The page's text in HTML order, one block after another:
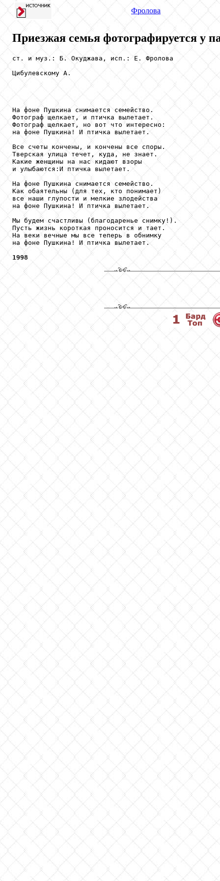
Фролова
Приезжая семья фотографируется у
ст. и муз.: Б. Окуджава, исп.: Е. Фролова
Цибулевскому А.
На фоне Пушкина снимается семейство.
Фотограф щелкает, и птичка вылетает.
Фотограф щелкает, но вот что интересно:
на фоне Пушкина! И птичка вылетает.
Все счеты кончены, и кончены все споры.
Тверская улица течет, куда, не знает.
Какие женщины на нас кидают взоры
и улыбаются:И птичка вылетает.
На фоне Пушкина снимается семейство.
Как обаятельны (для тех, кто понимает)
все наши глупости и мелкие злодейства
на фоне Пушкина! И птичка вылетает.
Мы будем счастливы (благодаренье снимку!).
Пусть жизнь короткая проносится и тает.
На веки вечные мы все теперь в обнимку
на фоне Пушкина! И птичка вылетает.
1998